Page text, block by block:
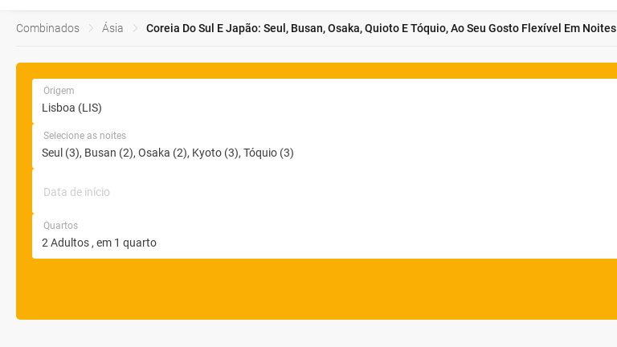
Combinados Ásia Coreia Do Sul E Japão: Seul, Busan, Osaka, Quioto E Tóquio, Ao Seu Gosto Flexível Em Noites
Origem
Selecione as noites
Data de início
Quartos